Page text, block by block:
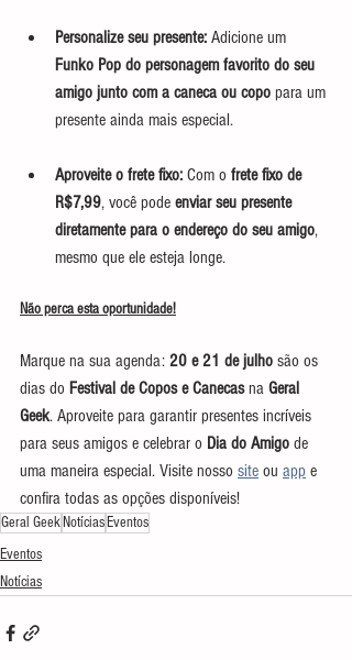
Personalize seu presente: Adicione um
Funko Pop do personagem favorito do seu
amigo junto com a caneca ou copo para um
presente ainda mais especial.
Aproveite o frete fixo: Com o frete fixo de
R$7,99, você pode enviar seu presente
diretamente para o endereço do seu amigo,
mesmo que ele esteja longe.
Não perca esta oportunidade!
Marque na sua agenda: 20 e 21 de julho são os
dias do Festival de Copos e Canecas na Geral
Geek. Aproveite para garantir presentes incríveis
para seus amigos e celebrar o Dia do Amigo de
uma maneira especial. Visite nosso site ou app e
confira todas as opções disponíveis!
Geral Geek Notícias Eventos
Eventos
Notícias